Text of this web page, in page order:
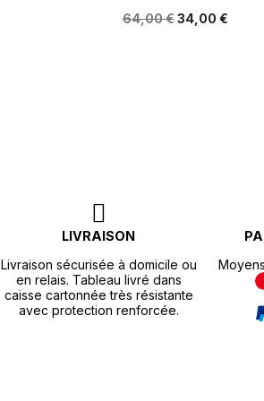
64,00 €34,00 €
LIVRAISON
Livraison sécurisée à domicile ou
en relais. Tableau livré dans
caisse cartonnée très résistante
avec protection renforcée.